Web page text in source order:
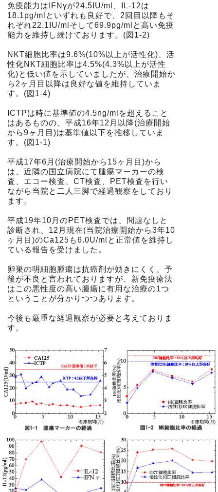
免疫能力はIFNγが24.5IU/ml、IL-12は
18.1pg/mlといずれも良好で、2回目以降もそ
れぞれ22.1IU/mlそして69.9pg/mlと高い免疫
能力を維持し続けております。(図1-2)
NKT細胞比率は9.6%(10%以上が活性化)、活
性化NKT細胞比率は4.5%(4.3%以上が活性
化)と低い値を示していましたが、治療開始か
ら2ヶ月目以降は良好な値を維持していま
す。(図1-4)
ICTPは時に基準値の4.5ng/mlを超えること
はあるものの、平成16年12月以降(治療開始
から9ヶ月目)は基準値以下を推移していま
す。(図1-1)
平成17年6月(治療開始から15ヶ月目)から
は、近隣の国立病院にて腫瘍マーカーの検
査、エコー検査、CT検査、PET検査を行い
ながら当院と二人三脚で経過観察をしており
ます。
平成19年10月のPET検査では、問題なしと
診断され、12月現在(当院治療開始から3年10
ヶ月目)のCa125も6.0U/mlと正常値を維持し
ている報告を受けました。
卵巣の明細胞腫瘍は抗癌剤が効きにくく、予
後が不良と言われておりますが、新免疫療法
はこの悪性度の高い腫瘍に有用な治療の1つ
ということが分かりつつあります。
今後も厳重な経過観察が必要と考えておりま
す。